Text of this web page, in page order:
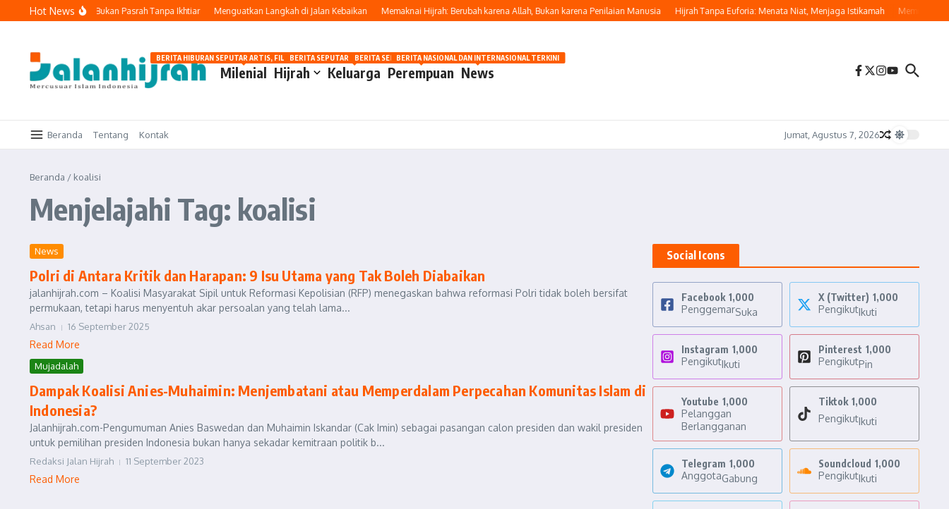
Lewati ke konten
Hot News
Tetap Berusaha, Bukan Pasrah Tanpa Ikhtiar Menguatkan Langkah di Jalan Kebaikan Memaknai Hijrah: Berubah karena Allah, Bukan karena Penilaian Manusia Hijrah Tanpa Euforia: Menata Niat, Menjaga Istikamah Memulai
Milenial
BERITA HIBURAN SEPUTAR ARTIS, FILM, DAN GOSIP
Hijrah Keluarga
BERITA SEPUTAR OTOMOTIF HARI INI
Perempuan
BERITA SEPUTAR KECANTIKAN WANITA
News
BERITA NASIONAL DAN INTERNASIONAL TERKINI
Beranda Tentang Kontak Jumat, Agustus 7, 2026
Beranda / koalisi
Menjelajahi Tag: koalisi
News
Polri di Antara Kritik dan Harapan: 9 Isu Utama yang Tak Boleh Diabaikan
jalanhijrah.com – Koalisi Masyarakat Sipil untuk Reformasi Kepolisian (RFP) menegaskan bahwa reformasi Polri tidak boleh bersifat
permukaan, tetapi harus menyentuh akar persoalan yang telah lama...
Ahsan 16 September 2025
Read More
Mujadalah
Dampak Koalisi Anies-Muhaimin: Menjembatani atau Memperdalam Perpecahan Komunitas Islam di
Indonesia?
Jalanhijrah.com-Pengumuman Anies Baswedan dan Muhaimin Iskandar (Cak Imin) sebagai pasangan calon presiden dan wakil presiden
untuk pemilihan presiden Indonesia bukan hanya sekadar kemitraan politik b...
Redaksi Jalan Hijrah 11 September 2023
Read More
Social Icons
Facebook 1,000
PenggemarSuka
X (Twitter) 1,000
PengikutIkuti
Instagram 1,000
PengikutIkuti
Pinterest 1,000
PengikutPin
Youtube 1,000
Pelanggan
Berlangganan
Tiktok 1,000
PengikutIkuti
Telegram 1,000
AnggotaGabung
Soundcloud 1,000
PengikutIkuti